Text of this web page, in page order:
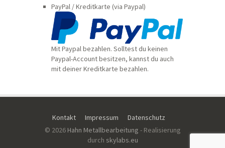
PayPal / Kreditkarte (via Paypal)
Mit Paypal bezahlen. Solltest du keinen
Paypal-Account besitzen, kannst du auch
mit deiner Kreditkarte bezahlen.
Kontakt Impressum
Datenschutz
© 2026 Hahn Metallbearbeitung - Realisierung
durch skylabs.eu